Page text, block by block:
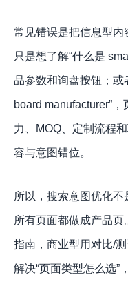
常见错误是把信息型内
只是想了解“什么是
品参数和询盘按钮；或
board manufacturer”
力、MOQ、定制流程
容与意图错位。
所以，搜索意图优化
所有页面都做成产品
指南，商业型用对比/
解决“页面类型怎么选”